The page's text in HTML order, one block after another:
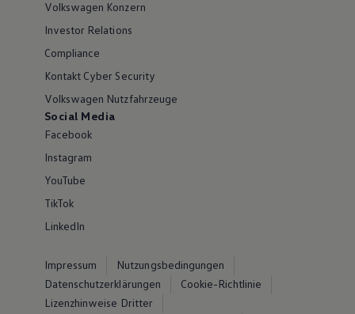
Volkswagen Konzern
Investor Relations
Compliance
Kontakt Cyber Security
Volkswagen Nutzfahrzeuge
Social Media
Facebook
Instagram
YouTube
TikTok
LinkedIn
Impressum
Nutzungsbedingungen
Datenschutzerklärungen
Cookie-Richtlinie
Lizenzhinweise Dritter